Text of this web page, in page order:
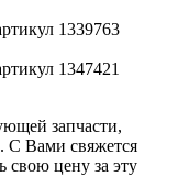
1339763
1347421
запчасти,
С Вами свяжется
цену за эту